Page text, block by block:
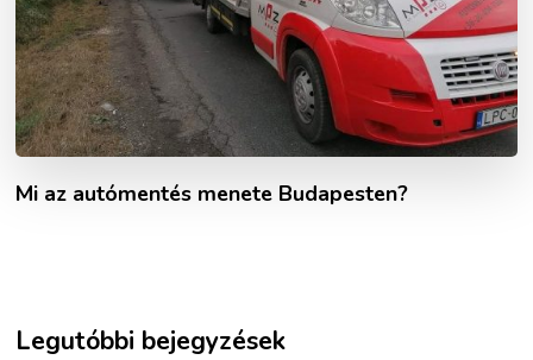
Mi az autómentés menete Budapesten?
Legutóbbi bejegyzések